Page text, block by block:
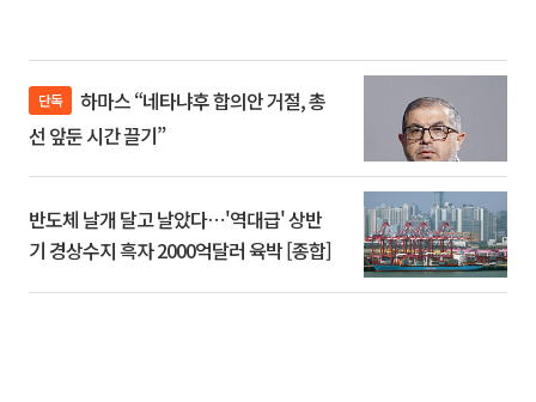
단독
선 앞둔 시간 끌기”
반도체 날개 달고 날았다⋯'역대급' 상반
기 경상수지 흑자 2000억달러 육박 [종합]